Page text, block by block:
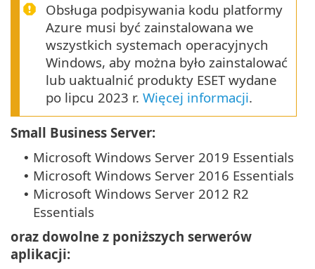
Obsługa podpisywania kodu platformy
Azure musi być zainstalowana we
wszystkich systemach operacyjnych
Windows, aby można było zainstalować
lub uaktualnić produkty ESET wydane
po lipcu 2023 r. Więcej informacji.
Small Business Server:
• Microsoft Windows Server 2019 Essentials
• Microsoft Windows Server 2016 Essentials
• Microsoft Windows Server 2012 R2
Essentials
oraz dowolne z poniższych serwerów
aplikacji: